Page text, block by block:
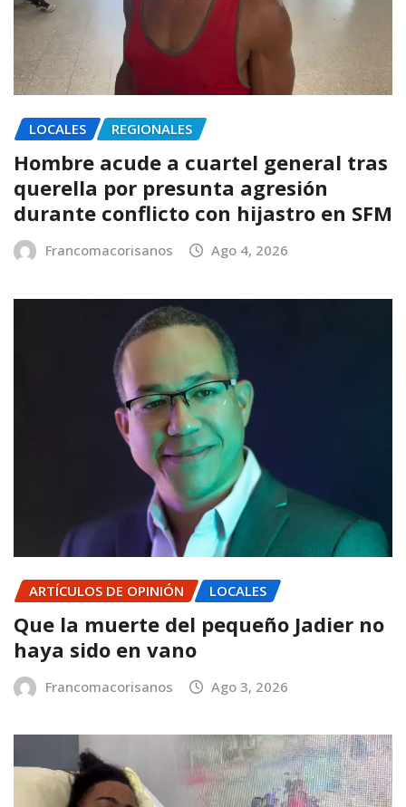
LOCALES REGIONALES
Hombre acude a cuartel general tras
querella por presunta agresión
durante conflicto con hijastro en SFM
Francomacorisanos Ago 4, 2026
ARTÍCULOS DE OPINIÓN LOCALES
Que la muerte del pequeño Jadier no
haya sido en vano
Francomacorisanos Ago 3, 2026